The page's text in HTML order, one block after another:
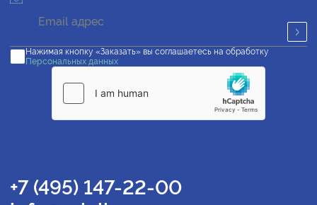
Нажимая кнопку «Заказать» вы соглашаетесь на обработку
Персональных данных
+7 (495) 147-22-00